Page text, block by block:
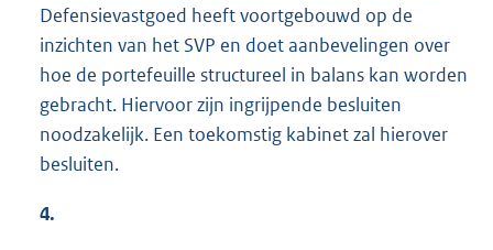
Defensievastgoed heeft voortgebouwd op de
inzichten van het SVP en doet aanbevelingen over
hoe de portefeuille structureel in balans kan worden
gebracht. Hiervoor zijn ingrijpende besluiten
noodzakelijk. Een toekomstig kabinet zal hierover
besluiten.
4.